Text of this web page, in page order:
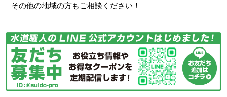
その他の地域の方もご相談ください！